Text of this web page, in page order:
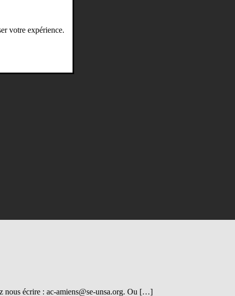
nous écrire : ac-amiens@se-unsa.org. Ou […]
votre expérience.